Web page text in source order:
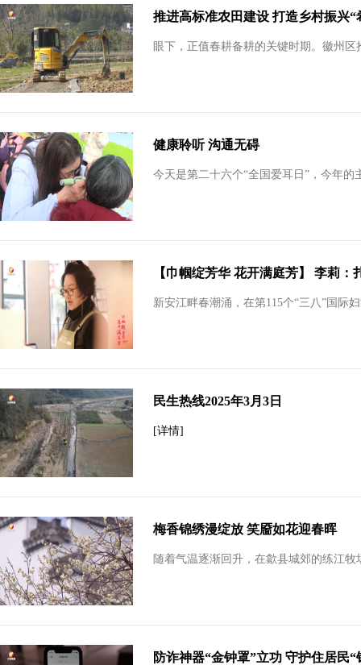
推进高标准农田建设 打造乡村振兴“
眼下，正值春耕备耕的关键时期。徽州
健康聆听 沟通无碍
今天是第二十六个“全国爱耳日”，今年
【巾帼绽芳华 花开满庭芳】 李莉
新安江畔春潮涌，在第115个“三八”国际
民生热线2025年3月3日
[详情]
梅香锦绣漫绽放 笑靥如花迎春晖
随着气温逐渐回升，在歙县城郊的练江
防诈神器“金钟罩”立功 守护住居民“